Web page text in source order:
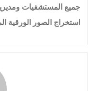
جميع المستشفيات
استخراج الصور الورقية